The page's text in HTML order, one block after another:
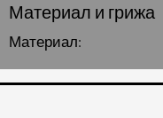
Материал и грижа
Материал: